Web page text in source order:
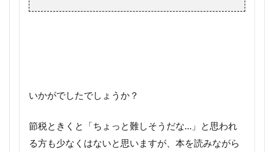
いかがでしたでしょうか？
節税ときくと「ちょっと難しそうだな…」と思われ
る方も少なくはないと思いますが、本を読みながら